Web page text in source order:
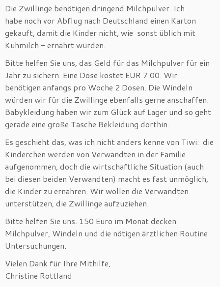
Die Zwillinge benötigen dringend Milchpulver. Ich
habe noch vor Abflug nach Deutschland einen Karton
gekauft, damit die Kinder nicht, wie sonst üblich mit
Kuhmilch – ernährt würden.
Bitte helfen Sie uns, das Geld für das Milchpulver für ein
Jahr zu sichern. Eine Dose kostet EUR 7.00. Wir
benötigen anfangs pro Woche 2 Dosen. Die Windeln
würden wir für die Zwillinge ebenfalls gerne anschaffen.
Babykleidung haben wir zum Glück auf Lager und so geht
gerade eine große Tasche Bekleidung dorthin.
Es geschieht das, was ich nicht anders kenne von Tiwi: die
Kinderchen werden von Verwandten in der Familie
aufgenommen, doch die wirtschaftliche Situation (auch
bei diesen beiden Verwandten) macht es fast unmöglich,
die Kinder zu ernähren. Wir wollen die Verwandten
unterstützen, die Zwillinge aufzuziehen.
Bitte helfen Sie uns. 150 Euro im Monat decken
Milchpulver, Windeln und die nötigen ärztlichen Routine
Untersuchungen.
Vielen Dank für Ihre Mithilfe,
Christine Rottland